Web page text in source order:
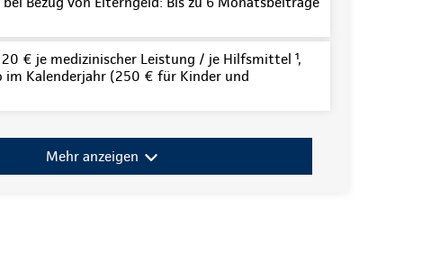
€ je medizinischer Leistung / je Hilfsmittel ¹,
im Kalenderjahr (250 € für Kinder und
Mehr anzeigen